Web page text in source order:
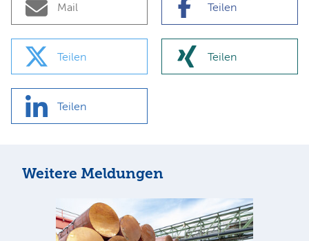
Mail Teilen
Teilen Teilen
Teilen
Weitere Meldungen